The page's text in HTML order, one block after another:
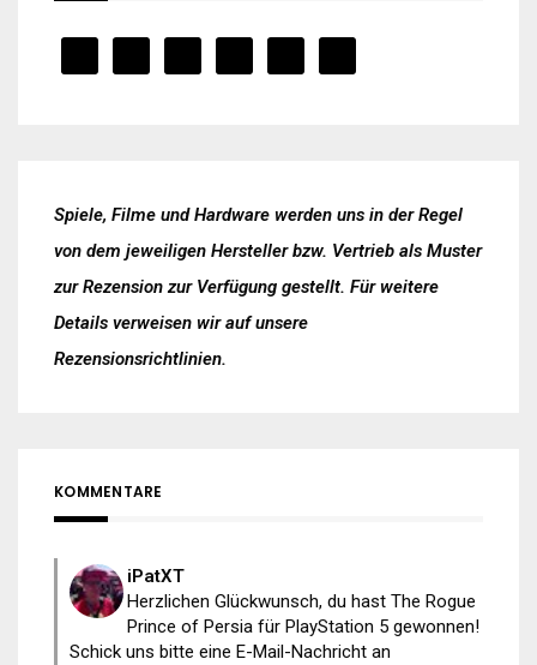
Spiele, Filme und Hardware werden uns in der Regel
von dem jeweiligen Hersteller bzw. Vertrieb als Muster
zur Rezension zur Verfügung gestellt. Für weitere
Details verweisen wir auf unsere
Rezensionsrichtlinien.
KOMMENTARE
iPatXT
Herzlichen Glückwunsch, du hast The Rogue
Prince of Persia für PlayStation 5 gewonnen!
Schick uns bitte eine E-Mail-Nachricht an